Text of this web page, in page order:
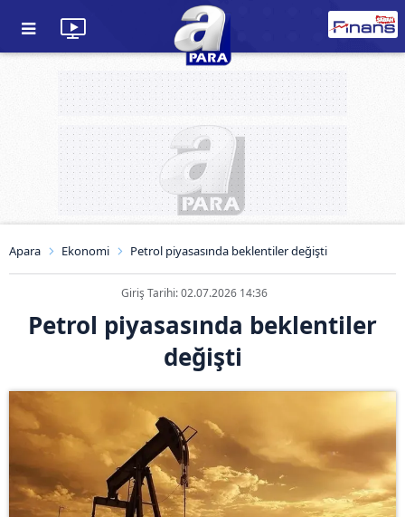
Apara Ekonomi Petrol piyasasında beklentiler değişti
Giriş Tarihi: 02.07.2026 14:36
Petrol piyasasında beklentiler
değişti